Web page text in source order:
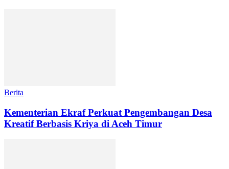
Berita
Kementerian Ekraf Perkuat Pengembangan Desa
Kreatif Berbasis Kriya di Aceh Timur